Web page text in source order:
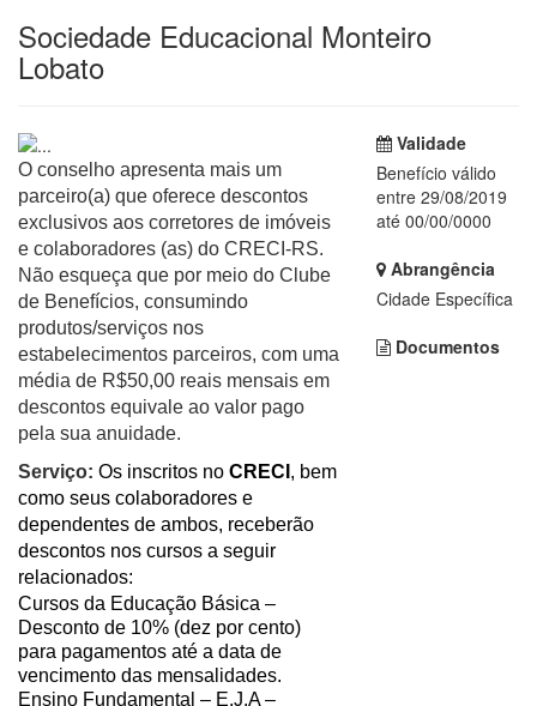
Sociedade Educacional Monteiro
Lobato
O conselho apresenta mais um
parceiro(a) que oferece descontos
exclusivos aos corretores de imóveis
e colaboradores (as) do CRECI-RS.
Não esqueça que por meio do Clube
de Benefícios, consumindo
produtos/serviços nos
estabelecimentos parceiros, com uma
média de R$50,00 reais mensais em
descontos equivale ao valor pago
pela sua anuidade.
Serviço: Os inscritos no CRECI , bem
como seus colaboradores e
dependentes de ambos, receberão
descontos nos cursos a seguir
relacionados:
Cursos da Educação Básica –
Desconto de 10% (dez por cento)
para pagamentos até a data de
vencimento das mensalidades.
Ensino Fundamental – E.J.A –
Validade
Benefício válido
entre 29/08/2019
até 00/00/0000
Abrangência
Cidade Específica
Documentos